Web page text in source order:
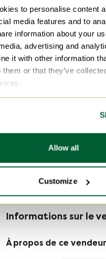
to personalise content
media features and to
information about your
advertising and
it with other information
them or that they’ve
Allow all
Customize
Hauteur
58 cm
Largeur
110 cm
Profondeur
48 cm
Vintage
Informations sur le
À propos de ce vendeur